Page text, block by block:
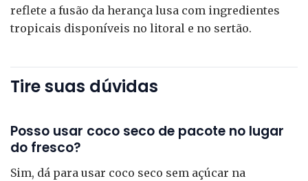
reflete a fusão da herança lusa com ingredientes
tropicais disponíveis no litoral e no sertão.
Tire suas dúvidas
Posso usar coco seco de pacote no lugar
do fresco?
Sim, dá para usar coco seco sem açúcar na